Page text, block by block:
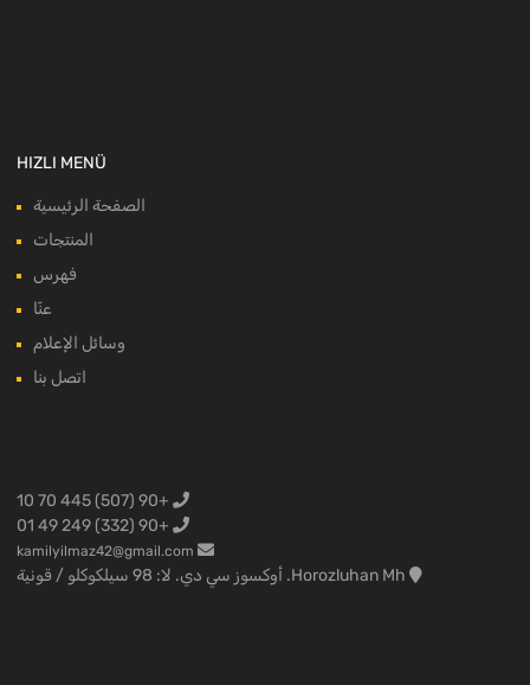
HIZLI MENÜ
الصفحة الرئيسية
المنتجات
فهرس
عنّا
وسائل الإعلام
اتصل بنا
+90 (507) 445 70 10
+90 (332) 249 49 01
kamilyilmaz42@gmail.com
Horozluhan Mh. أوكسوز سي دي. لا: 98 سيلكوكلو / قونية